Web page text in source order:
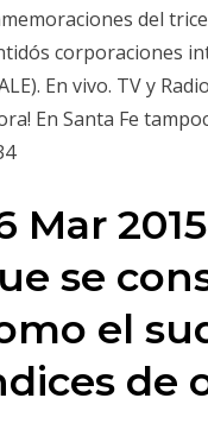
del
corporaciones
En vivo. TV y
En Santa Fe
Mar
se
el
de